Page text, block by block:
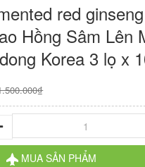
red ginseng
Hồng Sâm Lên
Korea 3 lọ x
MUA SẢN PHẨM